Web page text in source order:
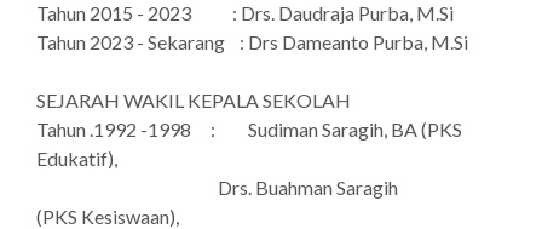
Tahun 2015 - 2023
: Drs. Daudraja Purba, M.Si
Tahun 2023 - Sekarang : Drs Dameanto Purba, M.Si
SEJARAH WAKIL KEPALA SEKOLAH
Tahun .1992 -1998
: Sudiman Saragih, BA (PKS
Edukatif),
Drs. Buahman Saragih
(PKS Kesiswaan),